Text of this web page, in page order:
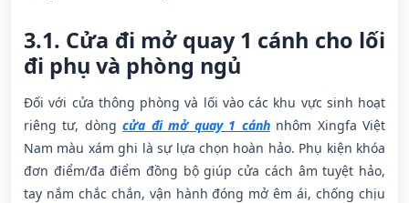
3.1. Cửa đi mở quay 1 cánh cho lối
đi phụ và phòng ngủ
Đối với cửa thông phòng và lối vào các khu vực sinh hoạt
riêng tư, dòngcửa đi mở quay 1 cánhnhôm Xingfa Việt
Nam màu xám ghi là sự lựa chọn hoàn hảo. Phụ kiện khóa
đơn điểm/đa điểm đồng bộ giúp cửa cách âm tuyệt hảo,
tay nắm chắc chắn, vận hành đóng mở êm ái, chống chịu